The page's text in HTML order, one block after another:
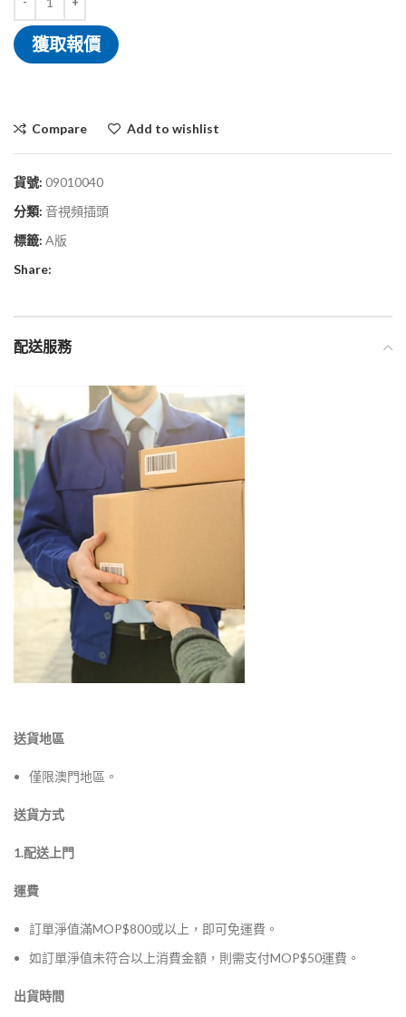
獲取報價
Compare Add to wishlist
貨號: 09010040
分類: 音視頻插頭
標籤: A版
Share:
配送服務
送貨地區
僅限澳門地區。
送貨方式
1.配送上門
運費
訂單淨值滿MOP$800或以上，即可免運費。
如訂單淨值未符合以上消費金額，則需支付MOP$50運費。
出貨時間